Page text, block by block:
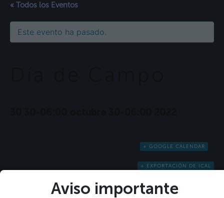
Aviso importante
« Todos los Eventos
Este evento ha pasado.
+ GOOGLE CALENDAR
+ EXPORTACIÓN DE ICAL